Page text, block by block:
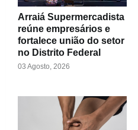
Arraiá Supermercadista
reúne empresários e
fortalece união do setor
no Distrito Federal
03 Agosto, 2026